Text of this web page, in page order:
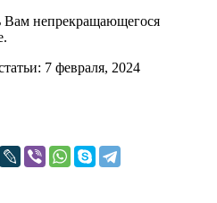
Вам непрекращающегося
7 февраля, 2024